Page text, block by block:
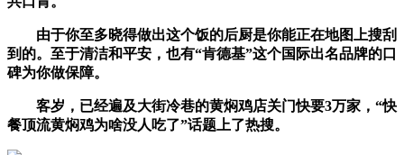
由于你至多晓得做出这个饭的后厨是你能正在地图上搜刮
到的。至于清洁和平安，也有“肯德基”这个国际出名品牌的口
碑为你做保障。
客岁，已经遍及大街冷巷的黄焖鸡店关门快要3万家，“快
餐顶流黄焖鸡为啥没人吃了”话题上了热搜。